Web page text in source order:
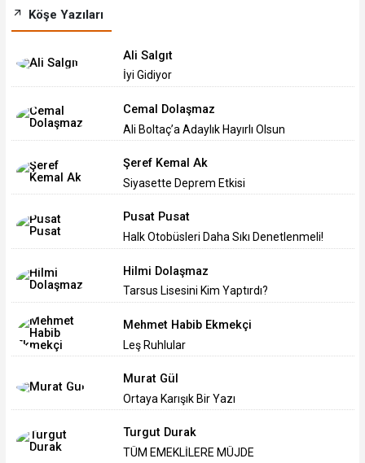
Köşe Yazıları
Ali Salgıt
İyi Gidiyor
Cemal Dolaşmaz
Ali Boltaç’a Adaylık Hayırlı Olsun
Şeref Kemal Ak
Siyasette Deprem Etkisi
Pusat Pusat
Halk Otobüsleri Daha Sıkı Denetlenmeli!
Hilmi Dolaşmaz
Tarsus Lisesini Kim Yaptırdı?
Mehmet Habib Ekmekçi
Leş Ruhlular
Murat Gül
Ortaya Karışık Bir Yazı
Turgut Durak
TÜM EMEKLİLERE MÜJDE